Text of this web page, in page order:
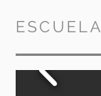
ESCUELA